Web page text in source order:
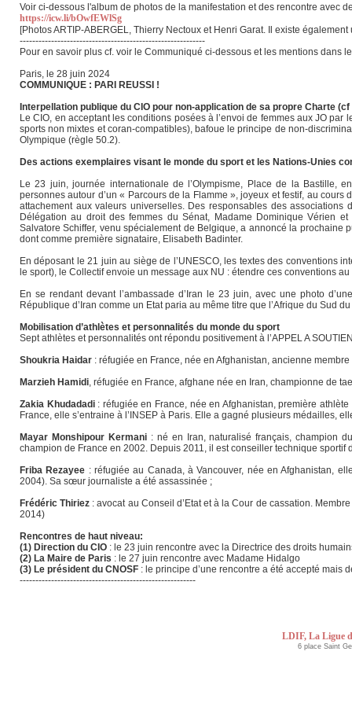
Voir ci-dessous l'album de photos de la manifestation et des rencontre avec
https://icw.li/bOwfEWlSg
[Photos ARTIP-ABERGEL, Thierry Nectoux et Henri Garat. Il existe
-----------------------------------------------------------
Pour en savoir plus cf. voir le Communiqué ci-dessous et les mentions dans
Paris, le 28 juin 2024
COMMUNIQUE : PARI REUSSI !
Interpellation publique du CIO pour non-application de sa propre Charte
Le CIO, en acceptant les conditions posées à l’envoi de femmes aux JO
sports non mixtes et coran-compatibles), bafoue le principe de non-
Olympique (règle 50.2).
Des actions exemplaires visant le monde du sport et les Nations-Unies
Le 23 juin, journée internationale de l’Olympisme, Place de la Bastille,
personnes autour d’un « Parcours de la Flamme », joyeux et festif, au
attachement aux valeurs universelles. Des responsables des
Délégation au droit des femmes du Sénat, Madame Dominique Vérien
Salvatore Schiffer, venu spécialement de Belgique, a annoncé la prochaine
dont comme première signataire, Elisabeth Badinter.
En déposant le 21 juin au siège de l’UNESCO, les textes des conventions
le sport), le Collectif envoie un message aux NU : étendre ces conventions
En se rendant devant l’ambassade d’Iran le 23 juin, avec une photo
République d’Iran comme un Etat paria au même titre que l’Afrique du Sud
Mobilisation d’athlètes et personnalités du monde du sport
Sept athlètes et personnalités ont répondu positivement à l’APPEL A
Shoukria Haidar : réfugiée en France, née en Afghanistan, ancienne
Marzieh Hamidi , réfugiée en France, afghane née en Iran, championne de
Zakia Khudadadi: réfugiée en France, née en Afghanistan, première
France, elle s’entraine à l’INSEP à Paris. Elle a gagné plusieurs médailles,
Mayar Monshipour Kermani: né en Iran, naturalisé français, champion
champion de France en 2002. Depuis 2011, il est conseiller technique sportif
Friba Rezayee : réfugiée au Canada, à Vancouver, née en Afghanistan,
2004). Sa sœur journaliste a été assassinée ;
Frédéric Thiriez : avocat au Conseil d’Etat et à la Cour de cassation.
2014)
Rencontres de haut niveau:
(1) Direction du CIO : le 23 juin rencontre avec la Directrice des droits
(2) La Maire de Paris : le 27 juin rencontre avec Madame Hidalgo
(3) Le président du CNOSF : le principe d’une rencontre a été accepté mais
--------------------------------------------------------
LDIF, La Ligue
6 place Saint